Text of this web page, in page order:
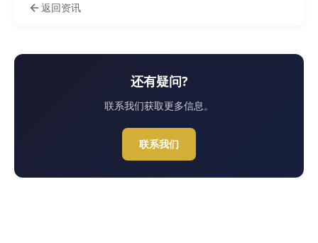
返回资讯
还有疑问?
联系我们获取更多信息。
联系我们